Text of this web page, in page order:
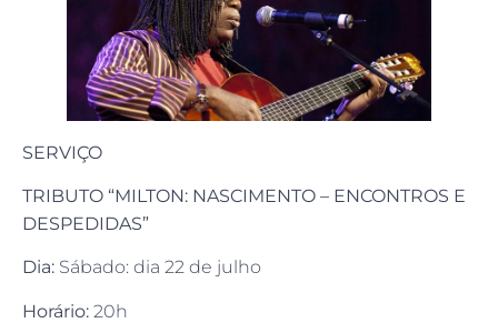
SERVIÇO
TRIBUTO “MILTON: NASCIMENTO – ENCONTROS E
DESPEDIDAS”
Dia: Sábado: dia 22 de julho
Horário: 20h